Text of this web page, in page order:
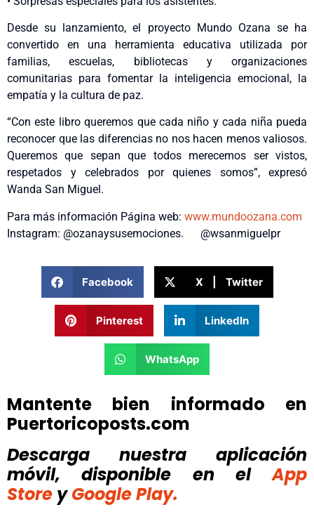
Desde su lanzamiento, el proyecto Mundo Ozana se ha
convertido en una herramienta educativa utilizada por
familias, escuelas, bibliotecas y organizaciones
comunitarias para fomentar la inteligencia emocional, la
empatía y la cultura de paz.
“Con este libro queremos que cada niño y cada niña pueda
reconocer que las diferencias no nos hacen menos valiosos.
Queremos que sepan que todos merecemos ser vistos,
respetados y celebrados por quienes somos”, expresó
Wanda San Miguel.
Para más información Página web: www.mundoozana.com
Instagram: @ozanaysusemociones. @wsanmiguelpr
Facebook X | Twitter
Pinterest LinkedIn
WhatsApp
Mantente bien informado en
Puertoricoposts.com
Descarga nuestra aplicación
móvil, disponible
en el
App
Store y Google Play.